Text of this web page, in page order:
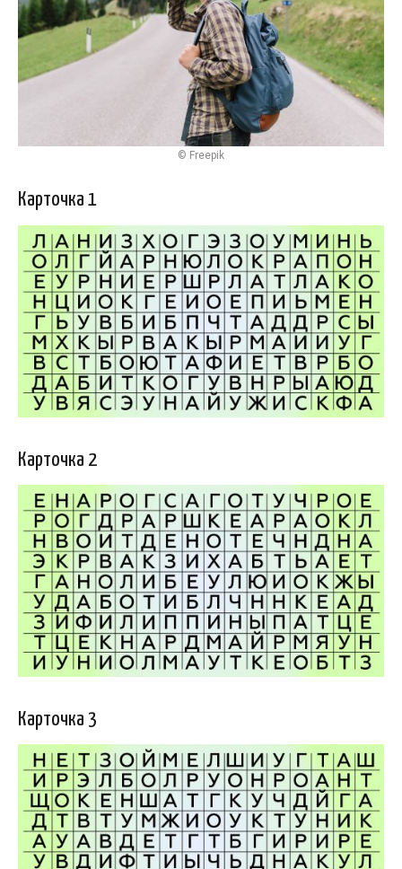
© Freepik
Карточка 1
Карточка 2
Карточка 3